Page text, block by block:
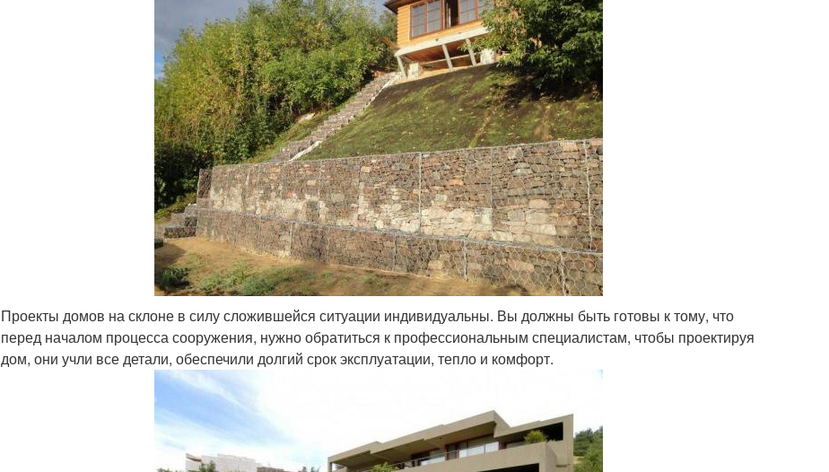
Проекты домов на склоне в силу сложившейся ситуации индивидуальны. Вы должны быть готовы к тому, что
перед началом процесса сооружения, нужно обратиться к профессиональным специалистам, чтобы проектируя
дом, они учли все детали, обеспечили долгий срок эксплуатации, тепло и комфорт.